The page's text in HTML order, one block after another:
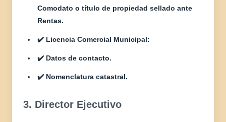
Comodato o título de propiedad sellado ante
Rentas.
✔️ Licencia Comercial Municipal:
✔️ Datos de contacto.
✔️ Nomenclatura catastral.
3. Director Ejecutivo